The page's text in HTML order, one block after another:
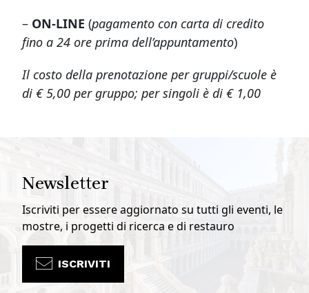
– ON-LINE (pagamento con carta di credito
fino a 24 ore prima dell’appuntamento)
Il costo della prenotazione per gruppi/scuole è
di € 5,00 per gruppo; per singoli è di € 1,00
Newsletter
Iscriviti per essere aggiornato su tutti gli eventi, le
mostre, i progetti di ricerca e di restauro
ISCRIVITI